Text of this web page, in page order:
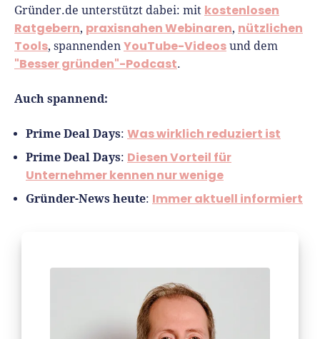
Gründer.de unterstützt dabei: mit kostenlosen
Ratgebern, praxisnahen Webinaren, nützlichen
Tools, spannenden YouTube-Videos und dem
"Besser gründen"-Podcast.
Auch spannend:
Prime Deal Days: Was wirklich reduziert ist
Prime Deal Days: Diesen Vorteil für
Unternehmer kennen nur wenige
Gründer-News heute: Immer aktuell informiert